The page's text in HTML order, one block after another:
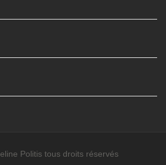
Politis tous droits réservés